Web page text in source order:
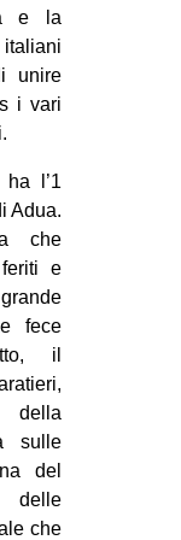
e la
unire
i vari
l’1
Adua.
che
e
fece
il
della
sulle
del
delle
che